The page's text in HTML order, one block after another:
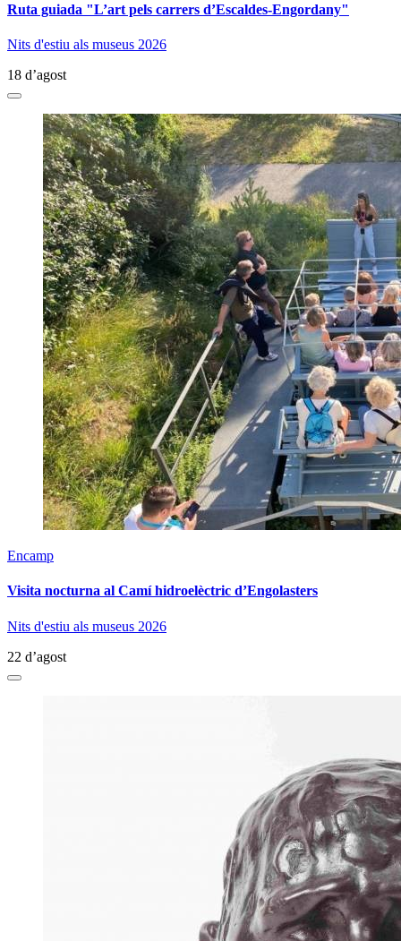
Ruta guiada "L’art pels carrers d’Escaldes-Engordany"
Nits d'estiu als museus 2026
18 d’agost
Encamp
Visita nocturna al Camí hidroelèctric d’Engolasters
Nits d'estiu als museus 2026
22 d’agost